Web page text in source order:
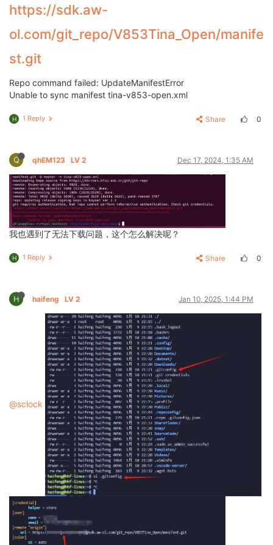
https://sdk.aw-
ol.com/git_repo/V853Tina_Open/manife
st.git
Repo command failed: UpdateManifestError
Unable to sync manifest tina-v853-open.xml
H 1 Reply Share 0
Q qhEM123 LV 2 Dec 17, 2024, 1:35 AM
我也遇到了无法下载问题，这个怎么解决呢？
H 1 Reply Share 0
H haifeng LV 2 Jan 10, 2025, 1:44 PM
@sclock